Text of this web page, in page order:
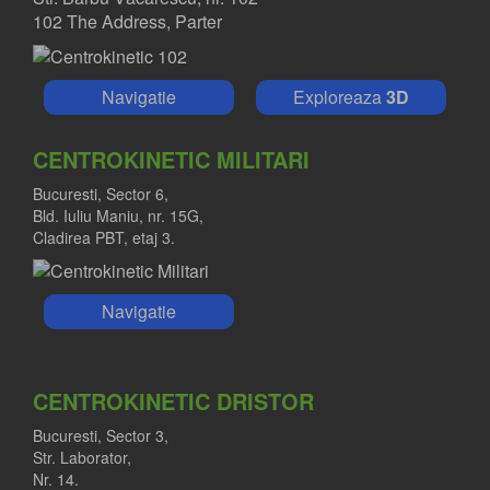
Medic primar ortopedie traumatologie
102 The Address, Parter
Navigatie Exploreaza3D
CENTROKINETIC MILITARI
Bucuresti, Sector 6,
Bld. Iuliu Maniu, nr. 15G,
Cladirea PBT, etaj 3.
Navigatie
CENTROKINETIC DRISTOR
Bucuresti, Sector 3,
Str. Laborator,
Nr. 14.